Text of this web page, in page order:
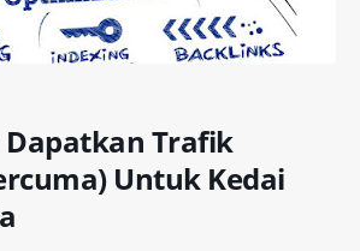
Dapatkan Trafik
Untuk Kedai